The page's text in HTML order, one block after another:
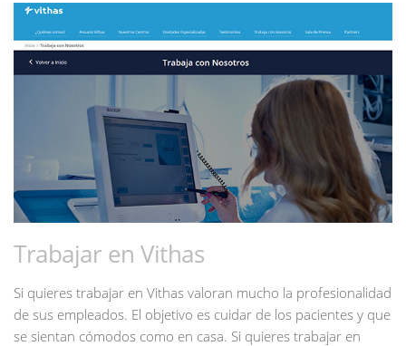
Trabajar en Vithas
Si quieres trabajar en Vithas valoran mucho la profesionalidad
de sus empleados. El objetivo es cuidar de los pacientes y que
se sientan cómodos como en casa. Si quieres trabajar en